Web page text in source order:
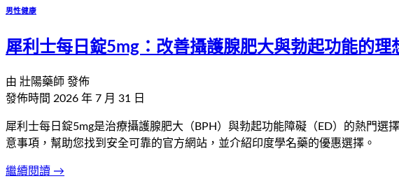
男性健康
犀利士每日錠5mg：改善攝護腺肥大與勃起功能的理
由 壯陽藥師 發佈
發佈時間 2026 年 7 月 31 日
犀利士每日錠5mg是治療攝護腺肥大（BPH）與勃起功能障礙（ED）的熱門
意事項，幫助您找到安全可靠的官方網站，並介紹印度學名藥的優惠選擇。
繼續閱讀 →